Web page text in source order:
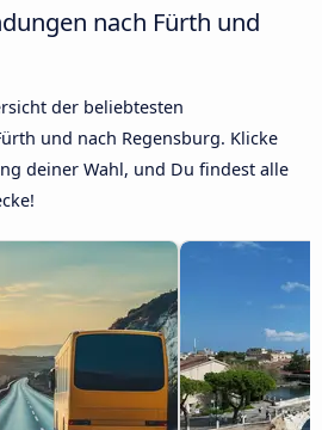
nach Fürth und
der beliebtesten
und nach Regensburg. Klicke
deiner Wahl, und Du findest alle